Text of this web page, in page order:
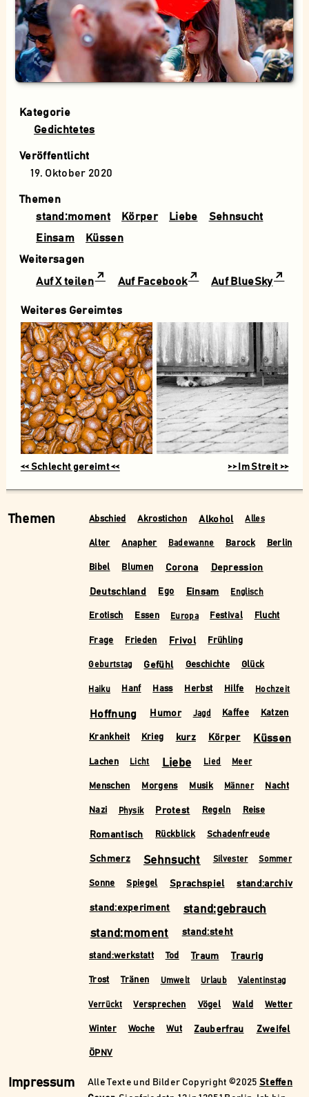
Kategorie
Gedichtetes
Veröffentlicht
19. Oktober 2020
Themen
stand:moment
Körper Liebe
Sehnsucht
Einsam
Küssen
Weitersagen
Auf X teilen
Auf Facebook Auf BlueSky
Weiteres Gereimtes
<< Schlecht gereimt << >> Im Streit >>
Themen Abschied Akrostichon Alkohol Alles
Alter Anapher Badewanne Barock Berlin
Bibel Blumen Corona Depression
Deutschland Ego Einsam Englisch
Erotisch Essen Europa Festival Flucht
Frage Frieden Frivol Frühling
Geburtstag Gefühl Geschichte Glück
Haiku Hanf Hass Herbst Hilfe Hochzeit
Hoffnung Humor Jagd Kaffee Katzen
Krankheit Krieg kurz Körper Küssen
Lachen Licht Liebe Lied Meer
Menschen Morgens Musik Männer Nacht
Nazi Physik Protest Regeln Reise
Romantisch Rückblick Schadenfreude
Schmerz Sehnsucht Silvester Sommer
Sonne Spiegel Sprachspiel stand:archiv
stand:experiment
stand:gebrauch
stand:moment
stand:steht
stand:werkstatt Tod Traum Traurig
Trost Tränen Umwelt Urlaub Valentinstag
Verrückt Versprechen Vögel Wald Wetter
Winter Woche Wut Zauberfrau Zweifel
ÖPNV
Impressum Alle Texte und Bilder Copyright ©2025 Steffen